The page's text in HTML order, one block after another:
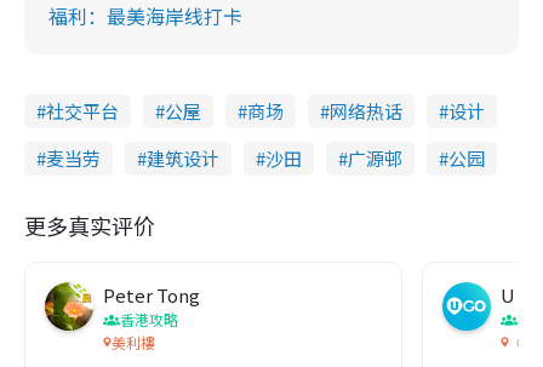
福利：最美海岸线打卡
社交平台 公屋 商场 网络热话
设计
麦当劳
建筑设计 沙田 广源邨 公园
更多真实评价
Peter Tong
香港攻略
美利樓
U GO
打
《再